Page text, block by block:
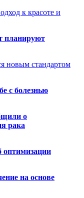
к красоте и
планируют
новым стандартом
с болезнью
о
рака
оптимизации
на основе